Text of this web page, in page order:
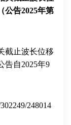
公告2025年第
截止波长位移
告自2025年9
248014